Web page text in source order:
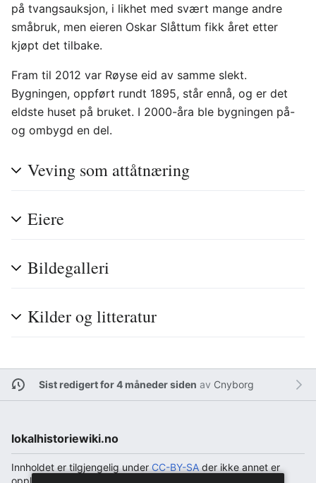
på tvangsauksjon, i likhet med svært mange andre
småbruk, men eieren Oskar Slåttum fikk året etter
kjøpt det tilbake.
Fram til 2012 var Røyse eid av samme slekt.
Bygningen, oppført rundt 1895, står ennå, og er det
eldste huset på bruket. I 2000-åra ble bygningen på-
og ombygd en del.
Veving som attåtnæring
Eiere
Bildegalleri
Kilder og litteratur
Sist redigert for 4 måneder siden av Cnyborg
lokalhistoriewiki.no
Innholdet er tilgjengelig under CC-BY-SA der ikke annet er
opplyst.